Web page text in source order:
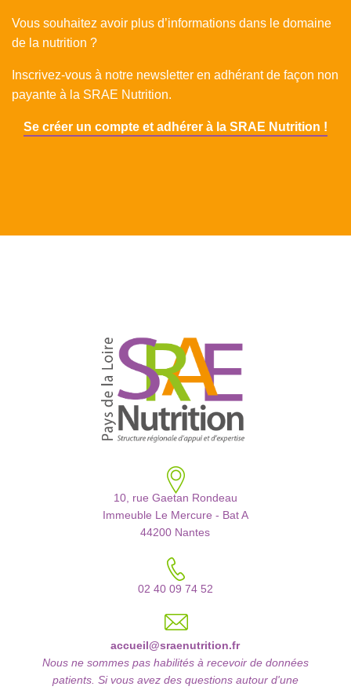
Vous souhaitez avoir plus d’informations dans le domaine
de la nutrition ?
Inscrivez-vous à notre newsletter en adhérant de façon non
payante à la SRAE Nutrition.
Se créer un compte et adhérer à la SRAE Nutrition !
10, rue Gaetan Rondeau
Immeuble Le Mercure - Bat A
44200 Nantes
02 40 09 74 52
accueil@sraenutrition.fr
Nous ne sommes pas habilités à recevoir de données
patients. Si vous avez des questions autour d'une